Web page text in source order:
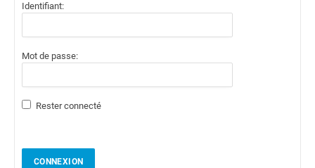
Identifiant:
Mot de passe:
Rester connecté
CONNEXION